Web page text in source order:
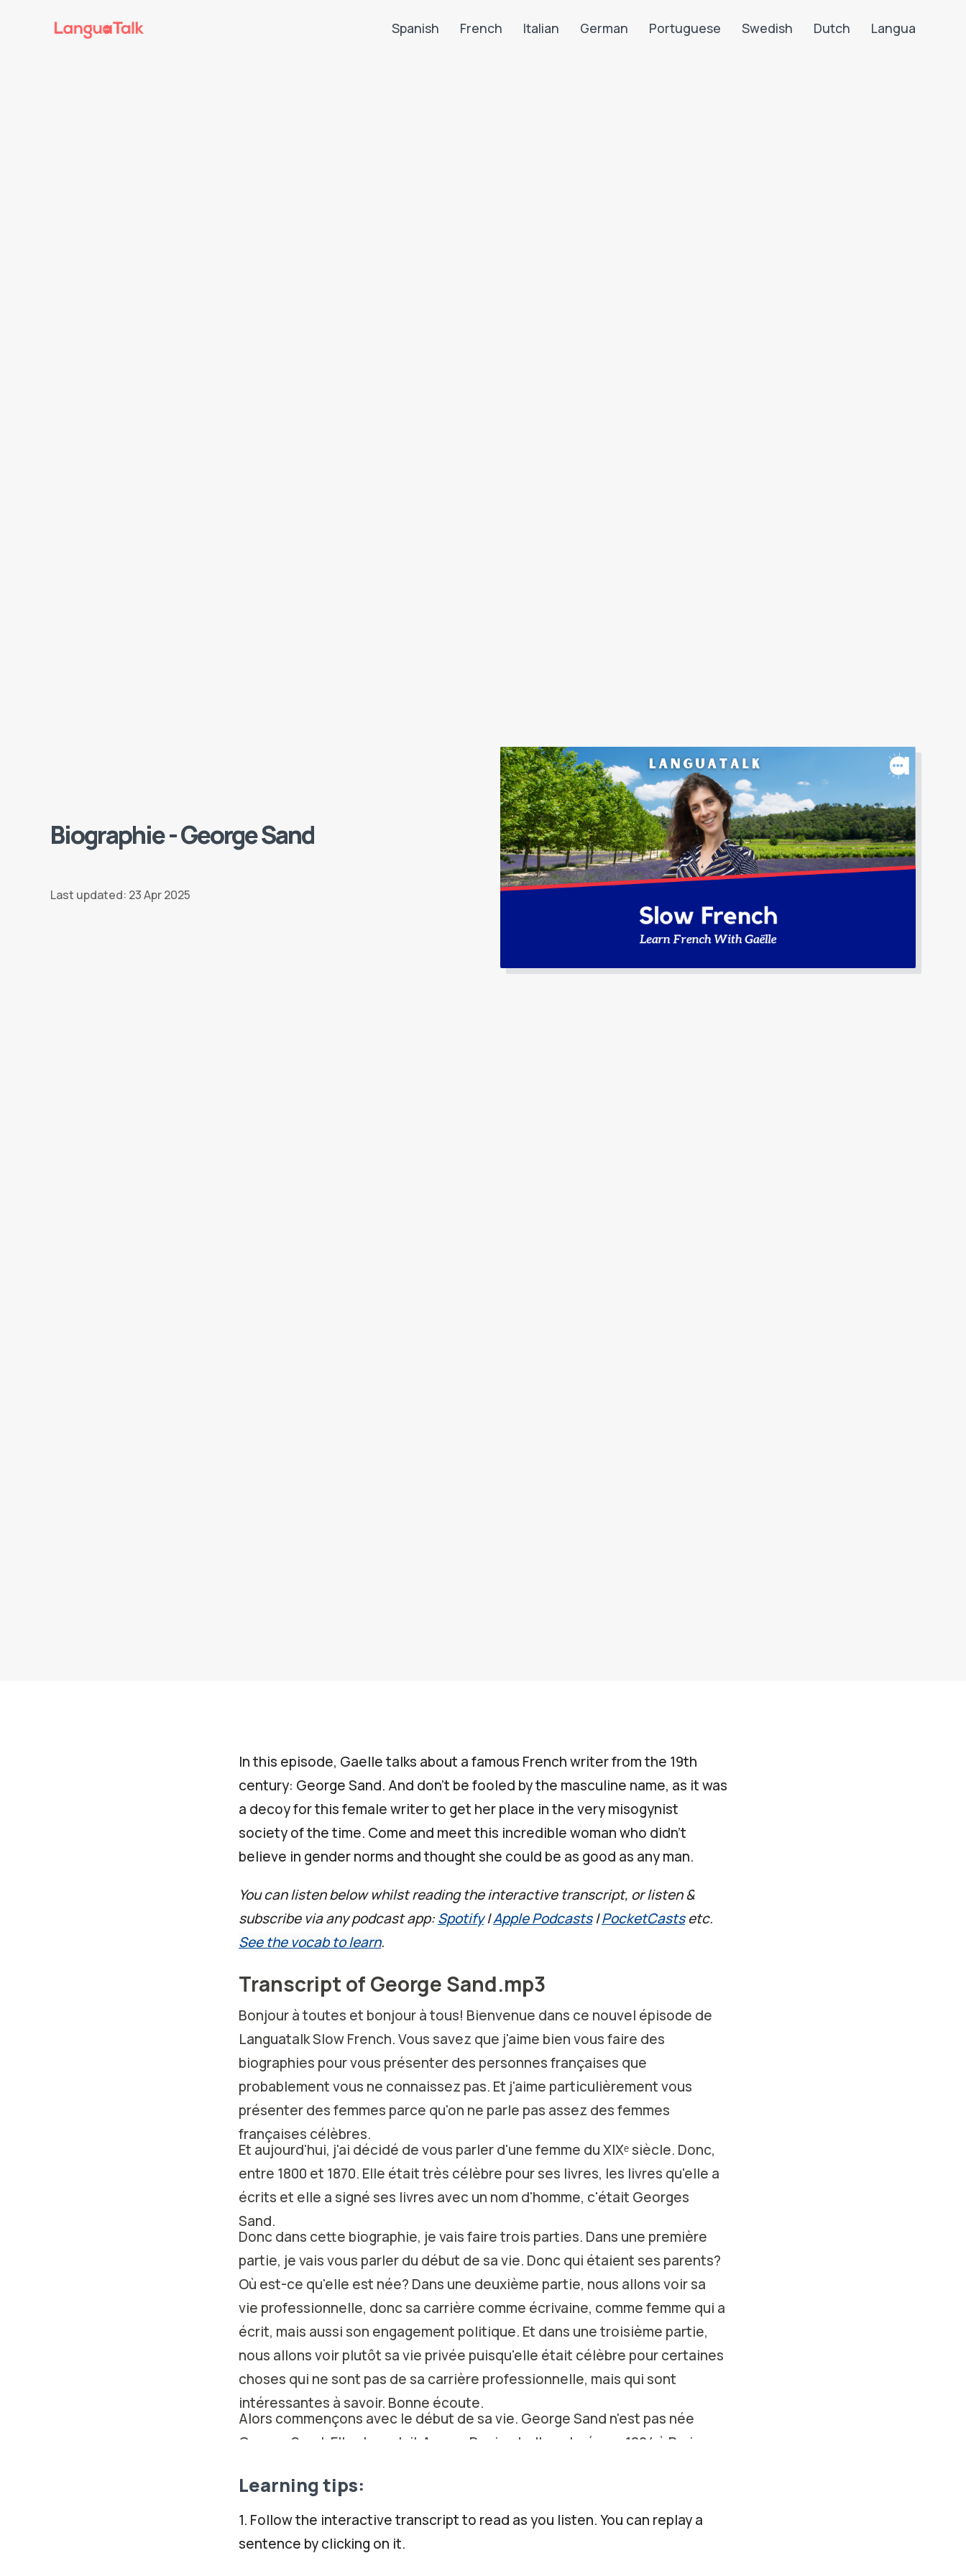
Spanish French Italian German Portuguese Swedish Dutch Langua
Biographie - George Sand
Last updated: 23 Apr 2025
In this episode, Gaelle talks about a famous French writer from the 19th
century: George Sand. And don’t be fooled by the masculine name, as it was
a decoy for this female writer to get her place in the very misogynist
society of the time. Come and meet this incredible woman who didn’t
believe in gender norms and thought she could be as good as any man.
You can listen below whilst reading the interactive transcript, or listen &
subscribe via any podcast app:Spotify|Apple Podcasts|PocketCastsetc.
See the vocab to learn.
Transcript of George Sand.mp3
Bonjour à toutes et bonjour à tous! Bienvenue dans ce nouvel épisode de
Languatalk Slow French. Vous savez que j'aime bien vous faire des
biographies pour vous présenter des personnes françaises que
probablement vous ne connaissez pas. Et j'aime particulièrement vous
présenter des femmes parce qu'on ne parle pas assez des femmes
françaises célèbres.
Et aujourd'hui, j'ai décidé de vous parler d'une femme du XIXᵉ siècle. Donc,
entre 1800 et 1870. Elle était très célèbre pour ses livres, les livres qu'elle a
écrits et elle a signé ses livres avec un nom d'homme, c'était Georges
Sand.
Donc dans cette biographie, je vais faire trois parties. Dans une première
partie, je vais vous parler du début de sa vie. Donc qui étaient ses parents?
Où est-ce qu'elle est née? Dans une deuxième partie, nous allons voir sa
vie professionnelle, donc sa carrière comme écrivaine, comme femme qui a
écrit, mais aussi son engagement politique. Et dans une troisième partie,
nous allons voir plutôt sa vie privée puisqu'elle était célèbre pour certaines
choses qui ne sont pas de sa carrière professionnelle, mais qui sont
intéressantes à savoir. Bonne écoute.
Alors commençons avec le début de sa vie. George Sand n'est pas née
George Sand. Elle s'appelait Aurore Dupin et elle est née en 1804 à Paris,
venait de parents qui avaient des origines sociales très différentes. Son
père venait de la haute bourgeoisie, donc il venait d'une famille riche, avec
une très bonne éducation. Et sa mère, eh bien pas du tout. Sa mère venait
Learning tips:
1. Follow the interactive transcript to read as you listen. You can replay a
sentence by clicking on it.